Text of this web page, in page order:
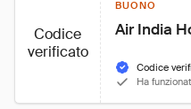
Codice
verificato
BUONO
Air India
Codice
Ha